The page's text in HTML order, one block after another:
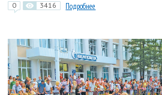
0 3416 Подробнее